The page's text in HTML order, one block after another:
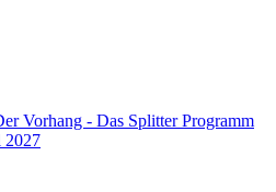
Vorhang - Das Splitter Programm
2027